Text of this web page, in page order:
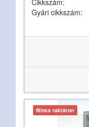
Gyári cikkszám:
Nincs raktáron